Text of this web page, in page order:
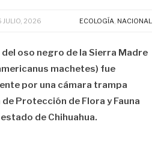
JULIO, 2026 ECOLOGÍA, NACIONAL
oso negro de la Sierra Madre
machetes) fue
por una cámara trampa
Protección de Flora y Fauna
de Chihuahua.